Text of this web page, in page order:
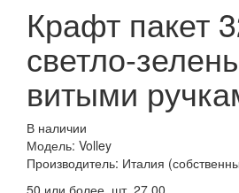
Крафт пакет
светло-
витыми
В наличии
Модель: Volley
Производитель: Италия
50 или более, шт. 27.00